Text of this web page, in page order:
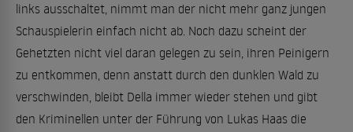
links ausschaltet, nimmt man der nicht mehr ganz jungen
Schauspielerin einfach nicht ab. Noch dazu scheint der
Gehetzten nicht viel daran gelegen zu sein, ihren Peinigern
zu entkommen, denn anstatt durch den dunklen Wald zu
verschwinden, bleibt Della immer wieder stehen und gibt
den Kriminellen unter der Führung von Lukas Haas die